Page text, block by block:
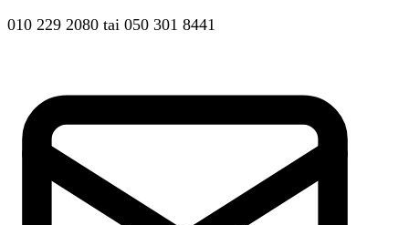
010 229 2080 tai 050 301 8441